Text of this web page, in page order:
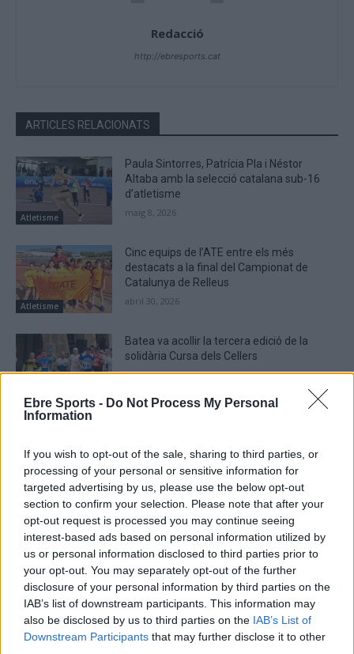
Ebre Sports - Do Not Process My Personal
Information
If you wish to opt-out of the sale, sharing to third parties, or
processing of your personal or sensitive information for
targeted advertising by us, please use the below opt-out
section to confirm your selection. Please note that after your
opt-out request is processed you may continue seeing
interest-based ads based on personal information utilized by
us or personal information disclosed to third parties prior to
your opt-out. You may separately opt-out of the further
disclosure of your personal information by third parties on the
IAB’s list of downstream participants. This information may
also be disclosed by us to third parties on the IAB’s List of
Downstream Participants that may further disclose it to other
Redacció
http://ebresports.cat
ARTICLES RELACIONATS
Atletisme
Paula Sintorres, Patrícia Pla i Néstor
Altaba amb la selecció catalana sub-16
d’atletisme
maig 8, 2026
Atletisme
Cinc equips de l’ATE entre els més
destacats a la final del Campionat de
Catalunya de Relleus
abril 30, 2026
Batea va acollir la tercera edició de la
solidària Cursa dels Cellers
abril 15, 2026
DEIXA UNA RESPOSTA
Comentari: